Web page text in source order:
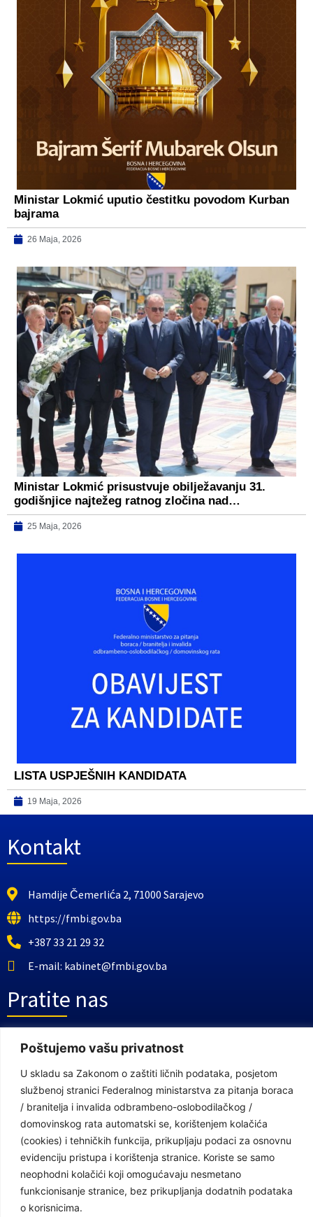
Poštujemo vašu privatnost
U skladu sa Zakonom o zaštiti ličnih podataka, posjetom
službenoj stranici Federalnog ministarstva za pitanja boraca
/ branitelja i invalida odbrambeno-oslobodilačkog /
domovinskog rata automatski se, korištenjem kolačića
(cookies) i tehničkih funkcija, prikupljaju podaci za osnovnu
evidenciju pristupa i korištenja stranice. Koriste se samo
neophodni kolačići koji omogućavaju nesmetano
funkcionisanje stranice, bez prikupljanja dodatnih podataka
o korisnicima.
Ministar Lokmić uputio čestitku povodom Kurban
bajrama
26 Maja, 2026
Ministar Lokmić prisustvuje obilježavanju 31.
godišnjice najtežeg ratnog zločina nad…
25 Maja, 2026
LISTA USPJEŠNIH KANDIDATA
19 Maja, 2026
Kontakt
Hamdije Čemerlića 2, 71000 Sarajevo
https://fmbi.gov.ba
+387 33 21 29 32
E-mail: kabinet@fmbi.gov.ba
Pratite nas
Facebook Stranica
Youtube Kanal
Linkovi
Vlada Federacije Bosne i Hercegovine
Federalno ministarstvo finansija
Federalni zavod za penzijsko i invalidsko osiguranje